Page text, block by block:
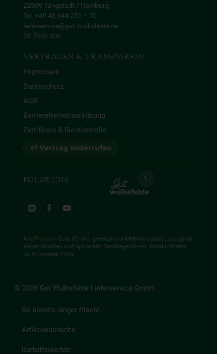
22889 Tangstedt / Hamburg
Tel. +49 40 644 251 – 10
lieferservice@gut-wulksfelde.de
DE-ÖKO-006
VERTRAUEN & TRANSPARENZ
Impressum
Datenschutz
AGB
Barrierefreiheitserklärung
Zertifikate & Bio-Kontrolle
↩ Vertrag widerrufen
FOLGE UNS
Alle Preise in Euro (€) inkl. gesetzlicher Mehrwertsteuer, zuzüglich
Versandkosten und optionaler Servicegebühren. Details findest
Du in unseren FAQs.
© 2026 Gut Wulksfelde Lieferservice GmbH
So bleibt's länger frisch!
Artikelwuensche
Kartoffelsorten